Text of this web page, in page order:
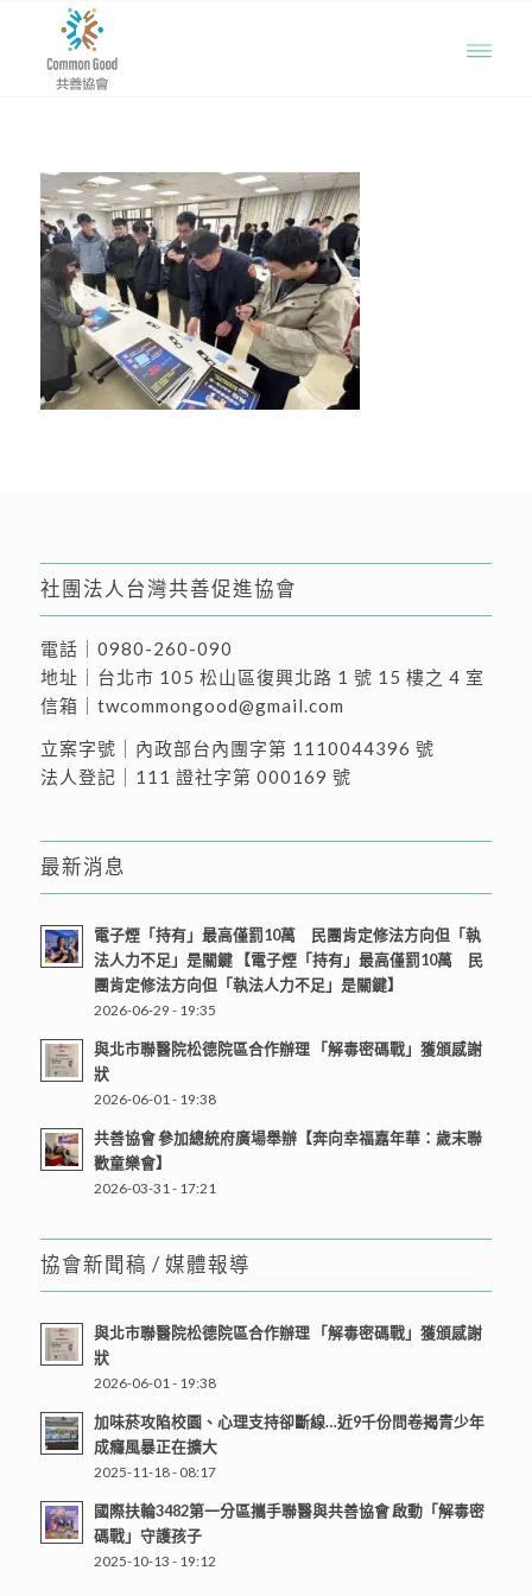
社團法人台灣共善促進協會
電話｜ 0980-260-090
地址｜ 台北市 105 松山區復興北路 1 號 15 樓之 4 室
信箱｜ twcommongood@gmail.com
立案字號｜內政部台內團字第 1110044396 號
法人登記｜111 證社字第 000169 號
最新消息
電子煙「持有」最高僅罰10萬 民團肯定修法方向但「執
法人力不足」是關鍵 【電子煙「持有」最高僅罰10萬 民
團肯定修法方向但「執法人力不足」是關鍵】
2026-06-29 - 19:35
與北市聯醫院松德院區合作辦理 「解毒密碼戰」獲頒感謝
狀
2026-06-01 - 19:38
共善協會 參加總統府廣場舉辦【奔向幸福嘉年華：歲末聯
歡童樂會】
2026-03-31 - 17:21
協會新聞稿 / 媒體報導
與北市聯醫院松德院區合作辦理 「解毒密碼戰」獲頒感謝
狀
2026-06-01 - 19:38
加味菸攻陷校園、心理支持卻斷線…近9千份問卷揭青少年
成癮風暴正在擴大
2025-11-18 - 08:17
國際扶輪3482第一分區攜手聯醫與共善協會 啟動「解毒密
碼戰」守護孩子
2025-10-13 - 19:12